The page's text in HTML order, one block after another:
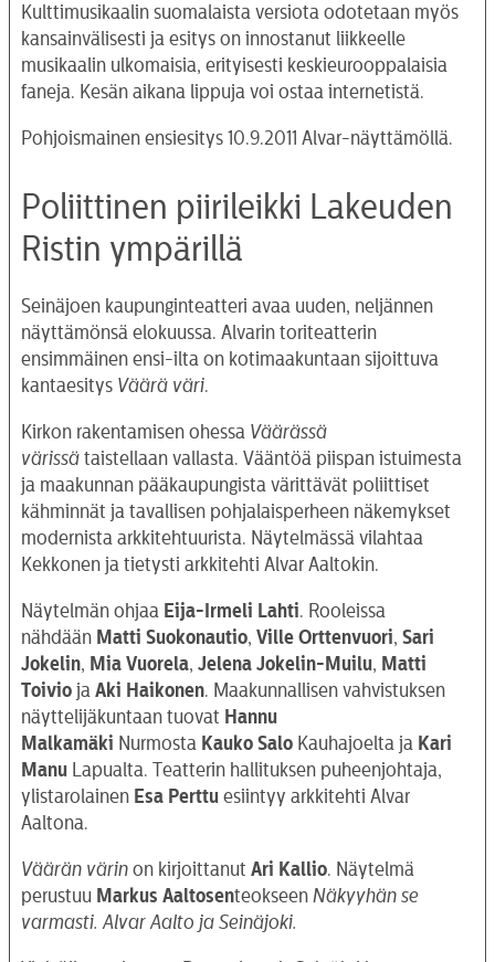
Kulttimusikaalin suomalaista versiota odotetaan myös
kansainvälisesti ja esitys on innostanut liikkeelle
musikaalin ulkomaisia, erityisesti keskieurooppalaisia
faneja. Kesän aikana lippuja voi ostaa internetistä.
Pohjoismainen ensiesitys 10.9.2011 Alvar-näyttämöllä.
Poliittinen piirileikki Lakeuden
Ristin ympärillä
Seinäjoen kaupunginteatteri avaa uuden, neljännen
näyttämönsä elokuussa. Alvarin toriteatterin
ensimmäinen ensi-ilta on kotimaakuntaan sijoittuva
kantaesitys Väärä väri.
Kirkon rakentamisen ohessa Väärässä
värissä taistellaan vallasta. Vääntöä piispan istuimesta
ja maakunnan pääkaupungista värittävät poliittiset
kähminnät ja tavallisen pohjalaisperheen näkemykset
modernista arkkitehtuurista. Näytelmässä vilahtaa
Kekkonen ja tietysti arkkitehti Alvar Aaltokin.
Näytelmän ohjaa Eija-Irmeli Lahti. Rooleissa
nähdään Matti Suokonautio, Ville Orttenvuori, Sari
Jokelin, Mia Vuorela, Jelena Jokelin-Muilu, Matti
Toivio ja Aki Haikonen. Maakunnallisen vahvistuksen
näyttelijäkuntaan tuovat Hannu
Malkamäki Nurmosta Kauko Salo Kauhajoelta ja Kari
Manu Lapualta. Teatterin hallituksen puheenjohtaja,
ylistarolainen Esa Perttu esiintyy arkkitehti Alvar
Aaltona.
Väärän värin on kirjoittanut Ari Kallio. Näytelmä
perustuu Markus Aaltosenteokseen Näkyyhän se
varmasti. Alvar Aalto ja Seinäjoki.